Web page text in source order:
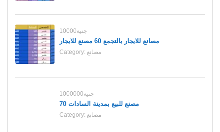
10000جنية
مصانع للايجار بالتجمع 60 مصنع للايجار
Category: مصانع
1000000جنية
70 مصنع للبيع بمدينة السادات
Category: مصانع